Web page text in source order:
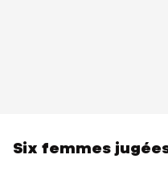
Six femmes